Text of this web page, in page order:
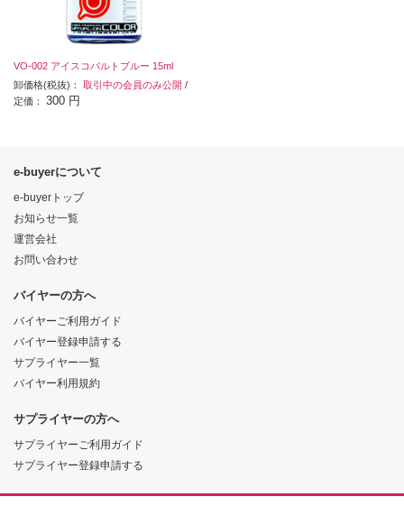
VO-002 アイスコバルトブルー 15ml
卸価格(税抜)： 取引中の会員のみ公開 /
定価： 300 円
e-buyerについて
e-buyerトップ
お知らせ一覧
運営会社
お問い合わせ
バイヤーの方へ
バイヤーご利用ガイド
バイヤー登録申請する
サプライヤー一覧
バイヤー利用規約
サプライヤーの方へ
サプライヤーご利用ガイド
サプライヤー登録申請する